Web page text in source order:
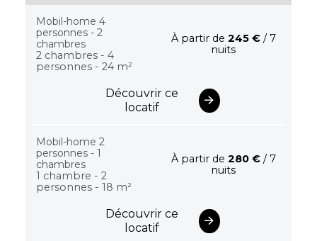
Mobil-home 4
personnes - 2
chambres
2 chambres - 4
personnes - 24 m²
À partir de 245 €/ 7
nuits
Découvrir ce
locatif
Mobil-home 2
personnes - 1
chambres
1 chambre - 2
personnes - 18 m²
À partir de 280 €/ 7
nuits
Découvrir ce
locatif